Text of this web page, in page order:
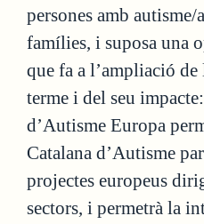
persones amb autisme/
famílies, i suposa una
que fa a l’ampliació de
terme i del seu
d’Autisme Europa
Catalana d’Autisme
projectes europeus
sectors, i permetrà la